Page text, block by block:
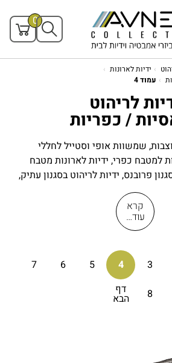
0
ידיות לארונות
עמוד 4
לריהוט
/ כפריות
שמשוות אופי וסטייל לחללי
למטבח כפרי, ידיות לארונות מטבח
פרובנס, ידיות לריהוט בסגנון עתיק,
חדרי שינה , ידיות לארונות אמבטיה ועוד.
בין פונקציונליות ונוחות לבין עיצוב
אנו משתמשים בחומרים איכותיים:
ידיות פורצלן, ידיות קריסטל, ברזל
אנו מייצרים ומייבאים ידיות רב גוניות
גימורים וציפויים מיוחדים. מלבד
של ידיות הוא להשוות אופי ייחודי
קרא
עוד…
3
4
5
6
7
8
דף
הבא